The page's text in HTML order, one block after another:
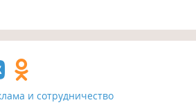
и сотрудничество